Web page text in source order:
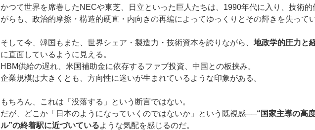
かつて世界を席巻したNECや東芝、日立といった巨人たちは、1990年代に入り、技術的
がらも、政治的摩擦・構造的硬直・内向きの再編によってゆっくりとその輝きを失ってい
そして今、韓国もまた、世界シェア・製造力・技術資本を誇りながら、 地政学的圧力と
に直面しているように見える。
HBM供給の遅れ、米国補助金に依存するファブ投資、中国との板挟み。
企業規模は大きくとも、方向性に迷いが生まれているような印象がある。
もちろん、これは「没落する」という断言ではない。
だが、どこか「日本のようになっていくのではないか」という既視感──“国家主導の高
ル”の終着駅に近づいているような気配を感じるのだ。